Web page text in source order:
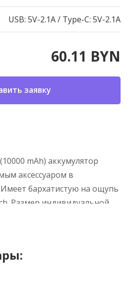
USB: 5V-2.1A / Type-C: 5V-2.1A
60.11 BYN
заявку
mAh) аккумулятор
аксессуаром в
бархатистую на ощупь
Размер индивидуальной
данный
USB, находящегося в